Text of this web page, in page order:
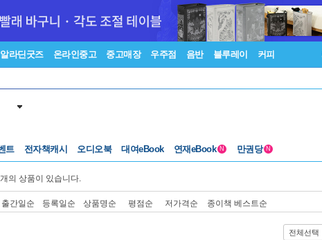
알라딘굿즈 온라인중고 중고매장 우주점 음반 블루레이 커피
트 전자책캐시 오디오북 대여eBook 연재eBook N 만권당 N
개의 상품이 있습니다.
출간일순 등록일순 상품명순 평점순 저가격순 종이책 베스트순
전체선택